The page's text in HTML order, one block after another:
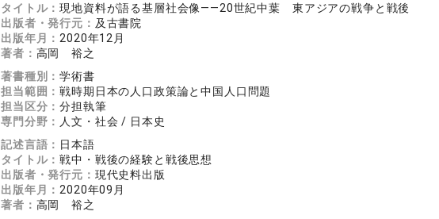
タイトル：現地資料が語る基層社会像――20世紀中葉 東アジアの戦争と戦後
出版者・発行元： 及古書院
出版年月： 2020年12月
著者： 高岡 裕之
著書種別：学術書
担当範囲：戦時期日本の人口政策論と中国人口問題
担当区分：分担執筆
専門分野： 人文・社会 / 日本史
記述言語： 日本語
タイトル：戦中・戦後の経験と戦後思想
出版者・発行元： 現代史料出版
出版年月： 2020年09月
著者： 高岡 裕之